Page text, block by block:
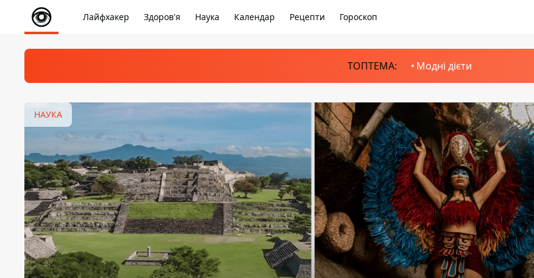
Лайфхакер Здоров'я Наука Календар Рецепти Гороскоп
ТОПТЕМА: Модні дієти
НАУКА